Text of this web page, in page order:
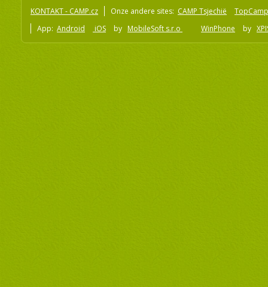
KONTAKT - CAMP.cz Onze andere sites: CAMP Tsjechië
App: Android iOS by MobileSoft s.r.o WinPhone by